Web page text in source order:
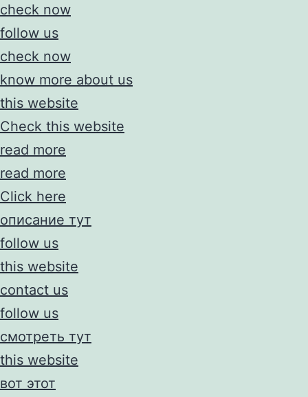
check now
follow us
check now
know more about us
this website
Check this website
read more
read more
Click here
описание тут
follow us
this website
contact us
follow us
смотреть тут
this website
вот этот